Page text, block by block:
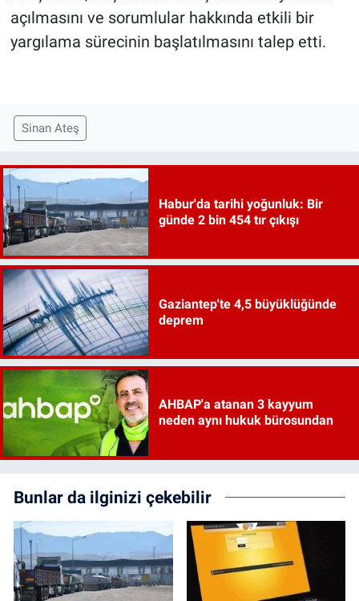
açılmasını ve sorumlular hakkında etkili bir
yargılama sürecinin başlatılmasını talep etti.
Sinan Ateş
Habur'da tarihi yoğunluk: Bir
günde 2 bin 454 tır çıkışı
Gaziantep'te 4,5 büyüklüğünde
deprem
AHBAP'a atanan 3 kayyum
neden aynı hukuk bürosundan
Bunlar da ilginizi çekebilir